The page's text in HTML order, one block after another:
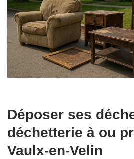
Déposer ses
déchetterie à ou
Vaulx-en-Velin